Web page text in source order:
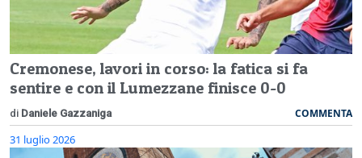
Cremonese, lavori in corso: la fatica si fa
sentire e con il Lumezzane finisce 0-0
di Daniele Gazzaniga COMMENTA
31 luglio 2026